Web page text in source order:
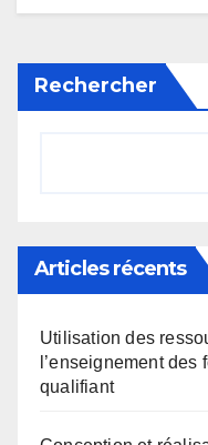
Rechercher
Articles récents
Utilisation des
l’enseignement
qualifiant